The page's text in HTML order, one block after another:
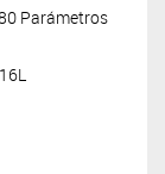
Parámetros